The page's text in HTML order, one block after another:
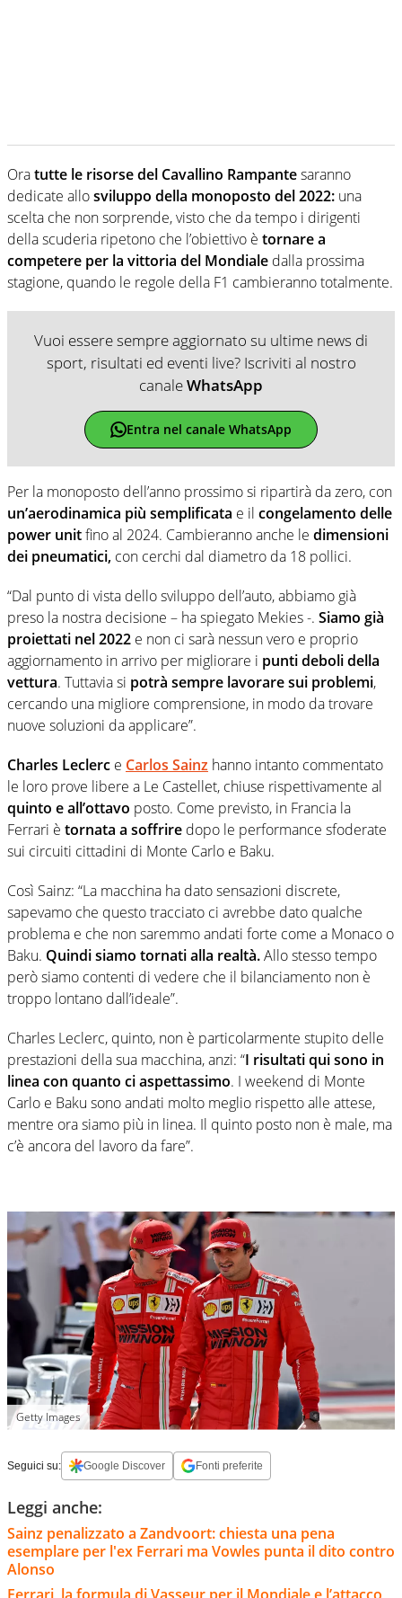
Oratutte le risorse del Cavallino Rampantesaranno
dedicate allosviluppo della monoposto del 2022: una
scelta che non sorprende, visto che da tempo i dirigenti
della scuderia ripetono che l’obiettivo è tornare a
competere per la vittoria del Mondiale dalla prossima
stagione, quando le regole della F1 cambieranno totalmente.
Vuoi essere sempre aggiornato su ultime news di
sport, risultati ed eventi live? Iscriviti al nostro
canaleWhatsApp
Entra nel canale WhatsApp
Per la monoposto dell’anno prossimo si ripartirà da zero, con
un’aerodinamica più semplificata e il congelamento delle
power unitfino al 2024. Cambieranno anche le dimensioni
dei pneumatici, con cerchi dal diametro da 18 pollici.
“Dal punto di vista dello sviluppo dell’auto, abbiamo già
preso la nostra decisione – ha spiegato Mekies -. Siamo già
proiettati nel 2022 e non ci sarà nessun vero e proprio
aggiornamento in arrivo per migliorare i punti deboli della
vettura. Tuttavia si potrà sempre lavorare sui problemi,
cercando una migliore comprensione, in modo da trovare
nuove soluzioni da applicare”.
Charles Leclerc e Carlos Sainz hanno intanto commentato
le loro prove libere a Le Castellet, chiuse rispettivamente al
quinto e all’ottavo posto. Come previsto, in Francia la
Ferrari è tornata a soffrire dopo le performance sfoderate
sui circuiti cittadini di Monte Carlo e Baku.
Così Sainz: “La macchina ha dato sensazioni discrete,
sapevamo che questo tracciato ci avrebbe dato qualche
problema e che non saremmo andati forte come a Monaco o
Baku. Quindi siamo tornati alla realtà.Allo stesso tempo
però siamo contenti di vedere che il bilanciamento non è
troppo lontano dall’ideale”.
Charles Leclerc, quinto, non è particolarmente stupito delle
prestazioni della sua macchina, anzi: “I risultati qui sono in
linea con quanto ci aspettassimo. I weekend di Monte
Carlo e Baku sono andati molto meglio rispetto alle attese,
mentre ora siamo più in linea. Il quinto posto non è male, ma
c’è ancora del lavoro da fare”.
Getty Images
Seguici su: Google Discover Fonti preferite
Leggi anche:
Sainz penalizzato a Zandvoort: chiesta una pena
esemplare per l'ex Ferrari ma Vowles punta il dito contro
Alonso